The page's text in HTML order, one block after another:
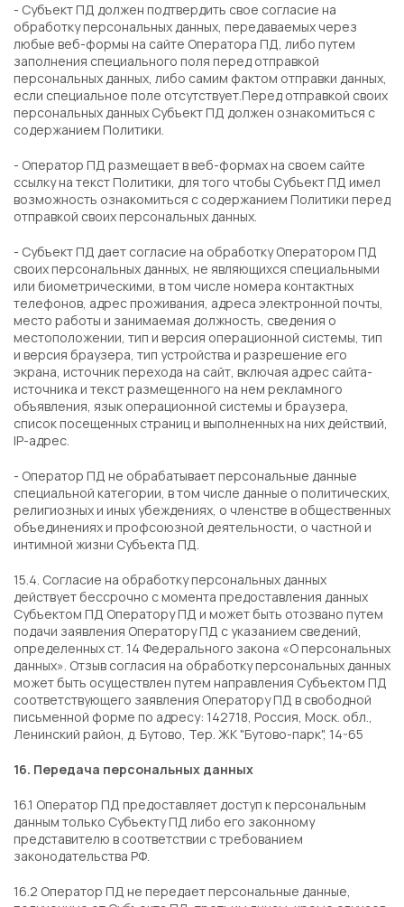
- Субъект ПД должен подтвердить свое согласие на
обработку персональных данных, передаваемых через
любые веб-формы на сайте Оператора ПД, либо путем
заполнения специального поля перед отправкой
персональных данных, либо самим фактом отправки данных,
если специальное поле отсутствует.Перед отправкой своих
персональных данных Субъект ПД должен ознакомиться с
содержанием Политики.
- Оператор ПД размещает в веб-формах на своем сайте
ссылку на текст Политики, для того чтобы Субъект ПД имел
возможность ознакомиться с содержанием Политики перед
отправкой своих персональных данных.
- Субъект ПД дает согласие на обработку Оператором ПД
своих персональных данных, не являющихся специальными
или биометрическими, в том числе номера контактных
телефонов, адрес проживания, адреса электронной почты,
место работы и занимаемая должность, сведения о
местоположении, тип и версия операционной системы, тип
и версия браузера, тип устройства и разрешение его
экрана, источник перехода на сайт, включая адрес сайта-
источника и текст размещенного на нем рекламного
объявления, язык операционной системы и браузера,
список посещенных страниц и выполненных на них действий,
IP-адрес.
- Оператор ПД не обрабатывает персональные данные
специальной категории, в том числе данные о политических,
религиозных и иных убеждениях, о членстве в общественных
объединениях и профсоюзной деятельности, о частной и
интимной жизни Субъекта ПД.
15.4. Согласие на обработку персональных данных
действует бессрочно с момента предоставления данных
Субъектом ПД Оператору ПД и может быть отозвано путем
подачи заявления Оператору ПД с указанием сведений,
определенных ст. 14 Федерального закона «О персональных
данных». Отзыв согласия на обработку персональных данных
может быть осуществлен путем направления Субъектом ПД
соответствующего заявления Оператору ПД в свободной
письменной форме по адресу: 142718, Россия, Моск. обл.,
Ленинский район, д. Бутово, Тер. ЖК "Бутово-парк", 14-65
16. Передача персональных данных
16.1 Оператор ПД предоставляет доступ к персональным
данным только Субъекту ПД либо его законному
представителю в соответствии с требованием
законодательства РФ.
16.2 Оператор ПД не передает персональные данные,